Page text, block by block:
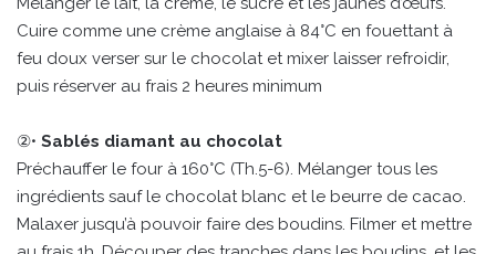
Cuire comme une crème anglaise à 84°C en fouettant à
feu doux verser sur le chocolat et mixer laisser refroidir,
puis réserver au frais 2 heures minimum
②• Sablés diamant au chocolat
Préchauffer le four à 160°C (Th.5-6). Mélanger tous les
ingrédients sauf le chocolat blanc et le beurre de cacao.
Malaxer jusqu’à pouvoir faire des boudins. Filmer et mettre